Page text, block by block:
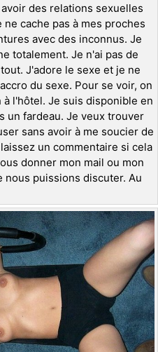
des relations sexuelles
cache pas à mes proches
avec des inconnus. Je
totalement. Je n'ai pas de
J'adore le sexe et je ne
du sexe. Pour se voir, on
l'hôtel. Je suis disponible en
un fardeau. Je veux trouver
sans avoir à me soucier de
un commentaire si cela
donner mon mail ou mon
puissions discuter. Au